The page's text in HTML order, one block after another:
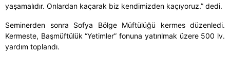
yaşamalıdır. Onlardan kaçarak biz kendimizden kaçıyoruz.” dedi.
Seminerden sonra Sofya Bölge Müftülüğü kermes düzenledi.
Kermeste, Başmüftülük “Yetimler” fonuna yatırılmak üzere 500 lv.
yardım toplandı.